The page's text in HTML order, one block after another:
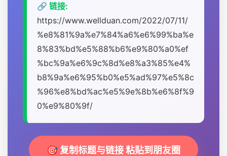
🔗 链接:
https://www.wellduan.com/2022/07/11/
%e8%81%9a%e7%84%a6%e6%99%ba%e
8%83%bd%e5%88%b6%e9%80%a0%ef
%bc%9a%e6%9c%8d%e8%a3%85%e4%
b8%9a%e6%95%b0%e5%ad%97%e5%8c
%96%e8%bd%ac%e5%9e%8b%e6%8f%9
0%e9%80%9f/
🎯 复制标题与链接 粘贴到朋友圈